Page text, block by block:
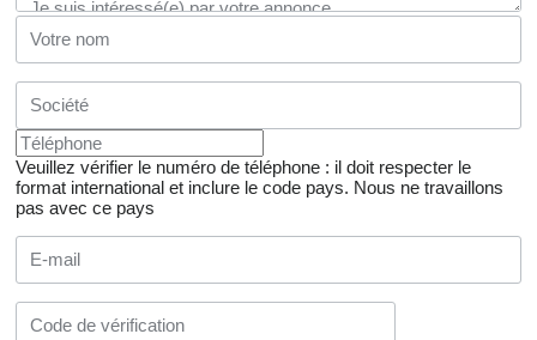
Veuillez vérifier le numéro de téléphone : il doit respecter le
format international et inclure le code pays. Nous ne travaillons
pas avec ce pays